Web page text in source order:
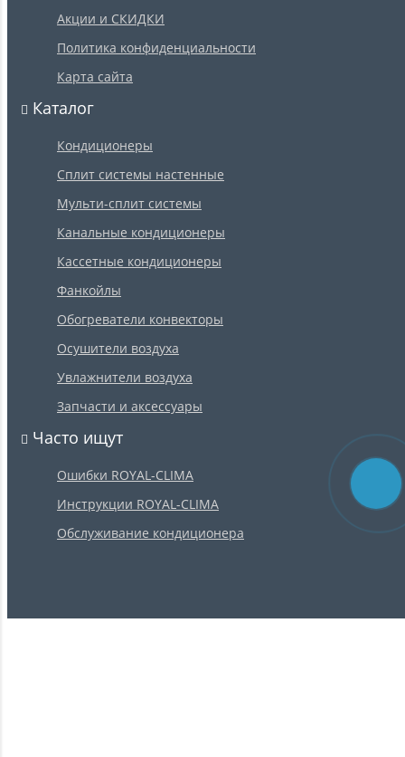
Акции и СКИДКИ
Политика конфиденциальности
Карта сайта
Каталог
Кондиционеры
Сплит системы настенные
Мульти-сплит системы
Канальные кондиционеры
Кассетные кондиционеры
Фанкойлы
Обогреватели конвекторы
Осушители воздуха
Увлажнители воздуха
Запчасти и аксессуары
Часто ищут
Ошибки ROYAL-CLIMA
Инструкции ROYAL-CLIMA
Обслуживание кондиционера